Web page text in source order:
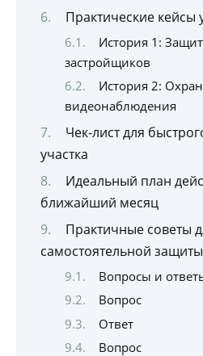
Практические
История 1:
застройщиков
История 2:
видеонаблюдения
Чек-лист для
участка
Идеальный план
ближайший месяц
Практичные советы
самостоятельной защиты
Вопросы и
Вопрос
Ответ
Вопрос